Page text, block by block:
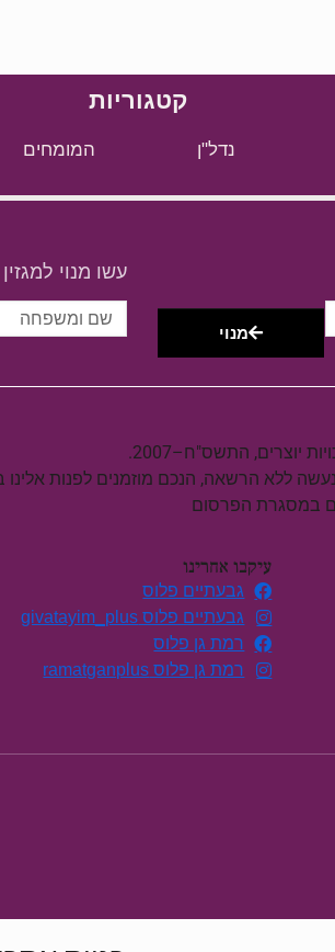
קטגוריות
נדל"ן המומחים
מנוי
עשו מנוי
ללא הרשאה, הנכם מוזמנים לפנות
במסגרת הפרסום
עיקבו אחרינו
גבעתיים פלוס
גבעתיים פלוס givatayim_plus
רמת גן פלוס
רמת גן פלוס ramatganplus